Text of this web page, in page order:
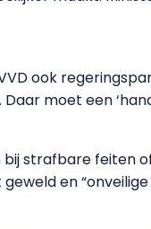
ook
moet een
bij strafbare feiten
en “onveilige